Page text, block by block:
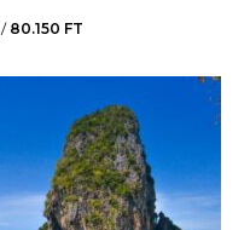
/ 80.150 FT